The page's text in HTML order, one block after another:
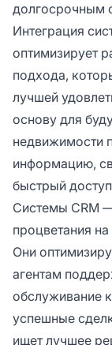
долгосрочным
Интеграция
оптимизирует
подхода,
лучшей
основу для
недвижимости
информацию,
быстрый
Системы CRM
процветания
Они
агентам
обслуживание
успешные
ищет лучшее